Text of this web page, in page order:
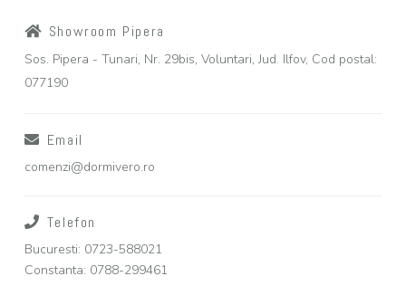
Showroom Pipera
Sos. Pipera - Tunari, Nr. 29bis, Voluntari, Jud. Ilfov, Cod postal:
077190
Email
comenzi@dormivero.ro
Telefon
Bucuresti: 0723-588021
Constanta: 0788-299461